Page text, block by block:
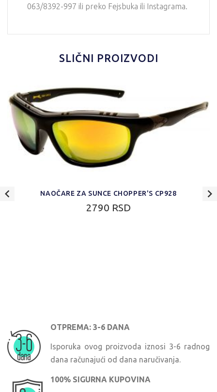
063/8392-997 ili preko Fejsbuka ili Instagrama.
SLIČNI PROIZVODI
NAOČARE ZA SUNCE CHOPPER'S CP928
2790 RSD
OTPREMA: 3-6 DANA
Isporuka ovog proizvoda iznosi 3-6 radnog
dana računajući od dana naručivanja.
100% SIGURNA KUPOVINA